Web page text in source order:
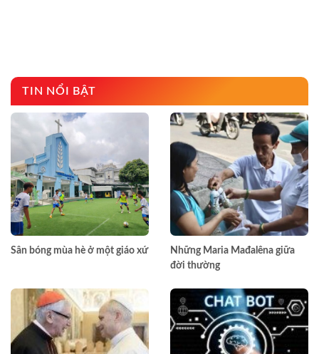
TIN NỔI BẬT
Sân bóng mùa hè ở một giáo xứ
Những Maria Mađalêna giữa
đời thường